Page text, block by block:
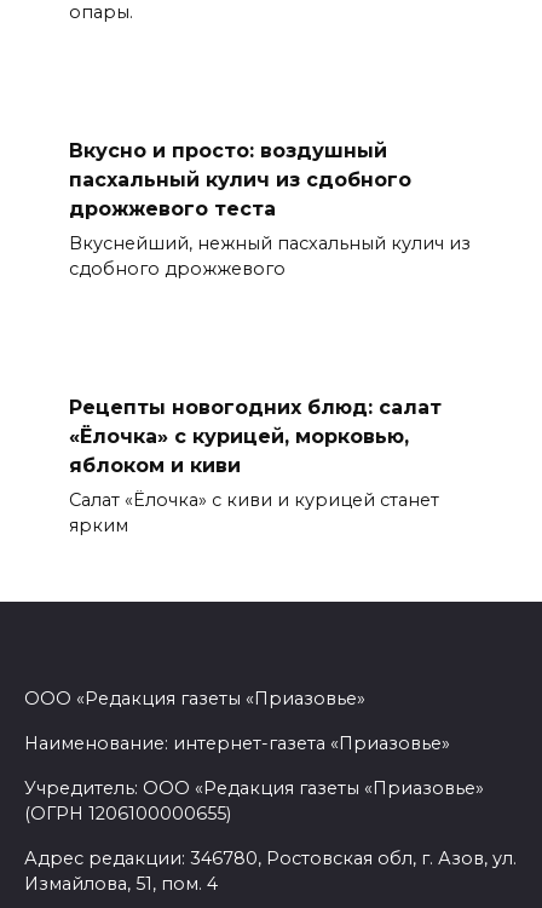
опары.
Вкусно и просто: воздушный
пасхальный кулич из сдобного
дрожжевого теста
Вкуснейший, нежный пасхальный кулич из
сдобного дрожжевого
Рецепты новогодних блюд: салат
«Ёлочка» с курицей, морковью,
яблоком и киви
Салат «Ёлочка» с киви и курицей станет
ярким
ООО «Редакция газеты «Приазовье»
Наименование: интернет-газета «Приазовье»
Учредитель: ООО «Редакция газеты «Приазовье»
(ОГРН 1206100000655)
Адрес редакции: 346780, Ростовская обл, г. Азов, ул.
Измайлова, 51, пом. 4